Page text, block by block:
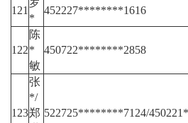
121
罗
*
452227********1616
122
陈
*
敏
450722********2858
123
张
*/
郑 522725********7124/